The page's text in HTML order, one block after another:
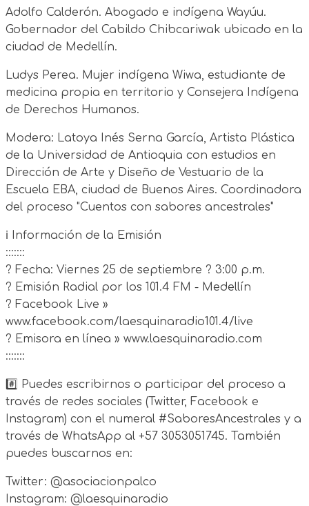
Adolfo Calderón. Abogado e indígena Wayúu.
Gobernador del Cabildo Chibcariwak ubicado en la
ciudad de Medellín.
Ludys Perea. Mujer indígena Wiwa, estudiante de
medicina propia en territorio y Consejera Indígena
de Derechos Humanos.
Modera: Latoya Inés Serna García, Artista Plástica
de la Universidad de Antioquia con estudios en
Dirección de Arte y Diseño de Vestuario de la
Escuela EBA, ciudad de Buenos Aires. Coordinadora
del proceso "Cuentos con sabores ancestrales"
ℹ️ Información de la Emisión
:::::::
? Fecha: Viernes 25 de septiembre ? 3:00 p.m.
? Emisión Radial por los 101.4 FM - Medellín
? Facebook Live »
www.facebook.com/laesquinaradio101.4/live
? Emisora en línea » www.laesquinaradio.com
:::::::
#️⃣ Puedes escribirnos o participar del proceso a
través de redes sociales (Twitter, Facebook e
Instagram) con el numeral #SaboresAncestrales y a
través de WhatsApp al +57 3053051745. También
puedes buscarnos en:
Twitter: @asociacionpalco
Instagram: @laesquinaradio